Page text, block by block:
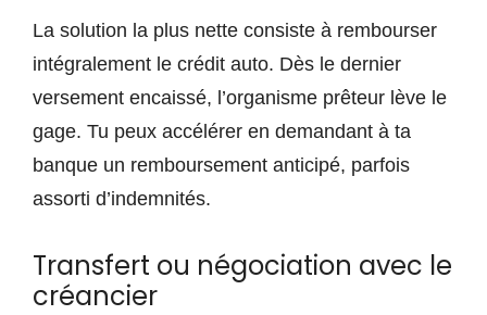
La solution la plus nette consiste à rembourser
intégralement le crédit auto. Dès le dernier
versement encaissé, l’organisme prêteur lève le
gage. Tu peux accélérer en demandant à ta
banque un remboursement anticipé, parfois
assorti d’indemnités.
Transfert ou négociation avec le
créancier